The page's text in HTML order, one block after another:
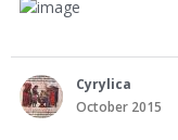
Cyrylica
October 2015